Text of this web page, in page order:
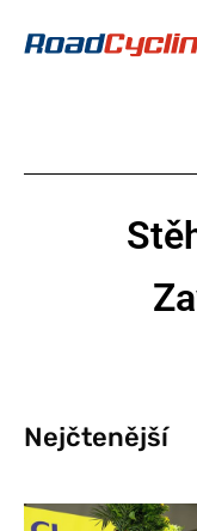
Nejčtenější